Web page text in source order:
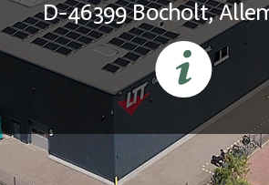
D-46399 Bocholt,